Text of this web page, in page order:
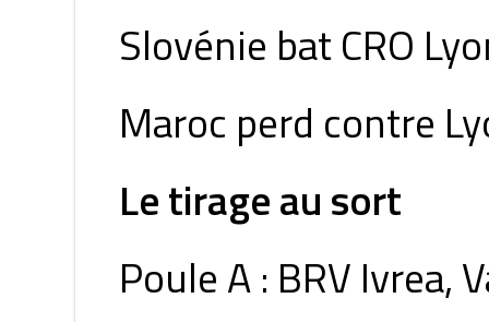
Slovénie bat CRO
Maroc perd contre
Le tirage au sort
Poule A : BRV Ivrea,